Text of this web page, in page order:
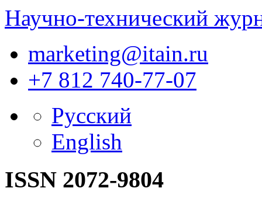
Научно-технический
marketing@itain.ru
+7 812 740-77-07
Русский
English
ISSN 2072-9804